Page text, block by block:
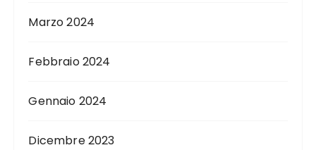
Marzo 2024
Febbraio 2024
Gennaio 2024
Dicembre 2023